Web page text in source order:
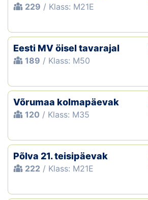
229 / Klass: M21E
Eesti MV öisel tavarajal
189 / Klass: M50
Võrumaa kolmapäevak
120 / Klass: M35
Põlva 21. teisipäevak
222 / Klass: M21E